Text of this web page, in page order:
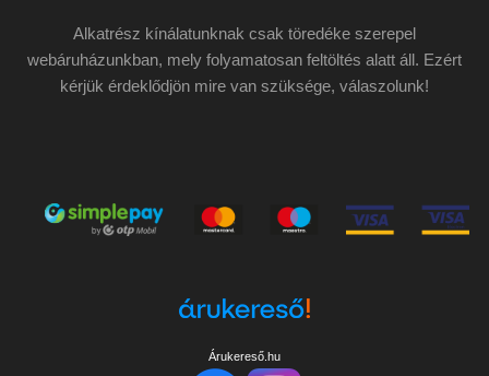
Alkatrész kínálatunknak csak töredéke szerepel
webáruházunkban, mely folyamatosan feltöltés alatt áll. Ezért
kérjük érdeklődjön mire van szüksége, válaszolunk!
Árukereső.hu